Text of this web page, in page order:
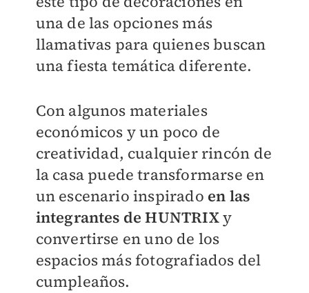
una de las opciones más
llamativas para quienes buscan
una fiesta temática diferente.
Con algunos materiales
económicos y un poco de
creatividad, cualquier rincón de
la casa puede transformarse en
un escenario inspirado en las
integrantes de HUNTRIXy
convertirse en uno de los
espacios más fotografiados del
cumpleaños.